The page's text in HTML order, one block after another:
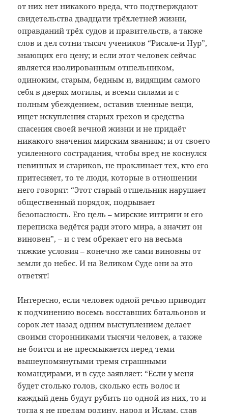
от них нет никакого вреда, что подтверждают
свидетельства двадцати трёхлетней жизни,
оправданий трёх судов и правительств, а также
слов и дел сотни тысяч учеников “Рисале-и Нур”,
знающих его цену; и если этот человек сейчас
является изолированным отшельником,
одиноким, старым, бедным и, видящим самого
себя в дверях могилы, и всеми силами и с
полным убеждением, оставив тленные вещи,
ищет искупления старых грехов и средства
спасения своей вечной жизни и не придаёт
никакого значения мирским званиям; и от своего
усиленного сострадания, чтобы вред не коснулся
невинных и стариков, не проклинает тех, кто его
притесняет, то те люди, которые в отношении
него говорят: “Этот старый отшельник нарушает
общественный порядок, подрывает
безопасность. Его цель – мирские интриги и его
переписка ведётся ради этого мира, а значит он
виновен”, – и с тем обрекает его на весьма
тяжкие условия – конечно же сами виновны от
земли до небес. И на Великом Суде они за это
ответят!
Интересно, если человек одной речью приводит
к подчинению восемь восставших батальонов и
сорок лет назад одним выступлением делает
своими сторонниками тысячи человек, а также
не боится и не пресмыкается перед теми
вышеупомянутыми тремя страшными
командирами, и в суде заявляет: “Если у меня
будет столько голов, сколько есть волос и
каждый день будут рубить по одной из них, то и
тогда я не предам родину, народ и Ислам, сдав